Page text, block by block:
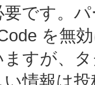
要です。
を無
ますが、
情報は